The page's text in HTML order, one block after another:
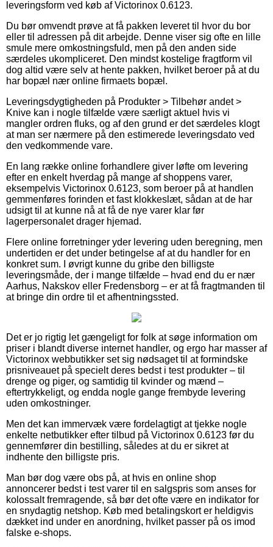
leveringsform ved køb af Victorinox 0.6123.
Du bør omvendt prøve at få pakken leveret til hvor du bor
eller til adressen på dit arbejde. Denne viser sig ofte en lille
smule mere omkostningsfuld, men på den anden side
særdeles ukompliceret. Den mindst kostelige fragtform vil
dog altid være selv at hente pakken, hvilket beroer på at du
har bopæl nær online firmaets bopæl.
Leveringsdygtigheden på Produkter > Tilbehør andet >
Knive kan i nogle tilfælde være særligt aktuel hvis vi
mangler ordren fluks, og af den grund er det særdeles klogt
at man ser nærmere på den estimerede leveringsdato ved
den vedkommende vare.
En lang række online forhandlere giver løfte om levering
efter en enkelt hverdag på mange af shoppens varer,
eksempelvis Victorinox 0.6123, som beroer på at handlen
gemmenføres forinden et fast klokkeslæt, sådan at de har
udsigt til at kunne nå at få de nye varer klar før
lagerpersonalet drager hjemad.
Flere online forretninger yder levering uden beregning, men
undertiden er det under betingelse af at du handler for en
konkret sum. I øvrigt kunne du gribe den billigste
leveringsmåde, der i mange tilfælde – hvad end du er nær
Aarhus, Nakskov eller Fredensborg – er at få fragtmanden til
at bringe din ordre til et afhentningssted.
Det er jo rigtig let gængeligt for folk at søge information om
priser i blandt diverse internet handler, og ergo har masser af
Victorinox webbutikker set sig nødsaget til at formindske
prisniveauet på specielt deres bedst i test produkter – til
drenge og piger, og samtidig til kvinder og mænd –
eftertrykkeligt, og endda nogle gange frembyde levering
uden omkostninger.
Men det kan immervæk være fordelagtigt at tjekke nogle
enkelte netbutikker efter tilbud på Victorinox 0.6123 før du
gennemfører din bestilling, således at du er sikret at
indhente den billigste pris.
Man bør dog være obs på, at hvis en online shop
annoncerer bedst i test varer til en salgspris som anses for
kolossalt fremragende, så bør det ofte være en indikator for
en snydagtig netshop. Køb med betalingskort er heldigvis
dækket ind under en anordning, hvilket passer på os imod
falske e-shops.